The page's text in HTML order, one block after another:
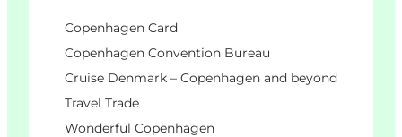
Copenhagen Card
Copenhagen Convention Bureau
Cruise Denmark – Copenhagen and beyond
Travel Trade
Wonderful Copenhagen